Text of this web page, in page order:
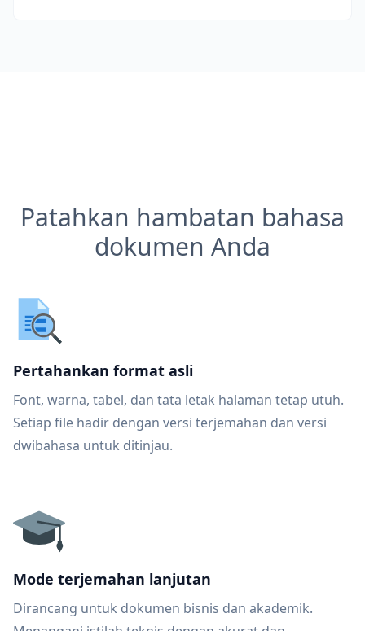
Patahkan hambatan bahasa
dokumen Anda
Pertahankan format asli
Font, warna, tabel, dan tata letak halaman tetap utuh.
Setiap file hadir dengan versi terjemahan dan versi
dwibahasa untuk ditinjau.
Mode terjemahan lanjutan
Dirancang untuk dokumen bisnis dan akademik.